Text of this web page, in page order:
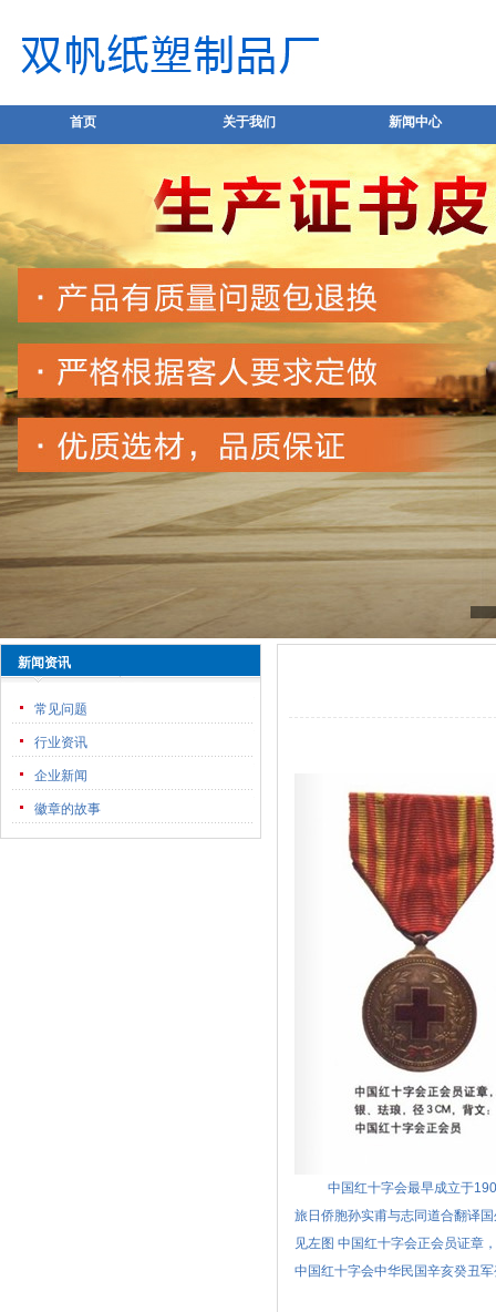
首页 关于我们 新闻中心
新闻资讯
常见问题
行业资讯
企业新闻
徽章的故事
中国红十字会最早成立于1904
旅日侨胞孙实甫与志同道合翻译
见左图 中国红十字会正会员证章
中国红十字会中华民国辛亥癸丑